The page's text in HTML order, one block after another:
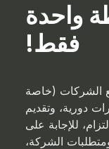
واحدة
فقط!
الشركات (خاصة
دورية، وتقديم
للإجابة على
الشركة،